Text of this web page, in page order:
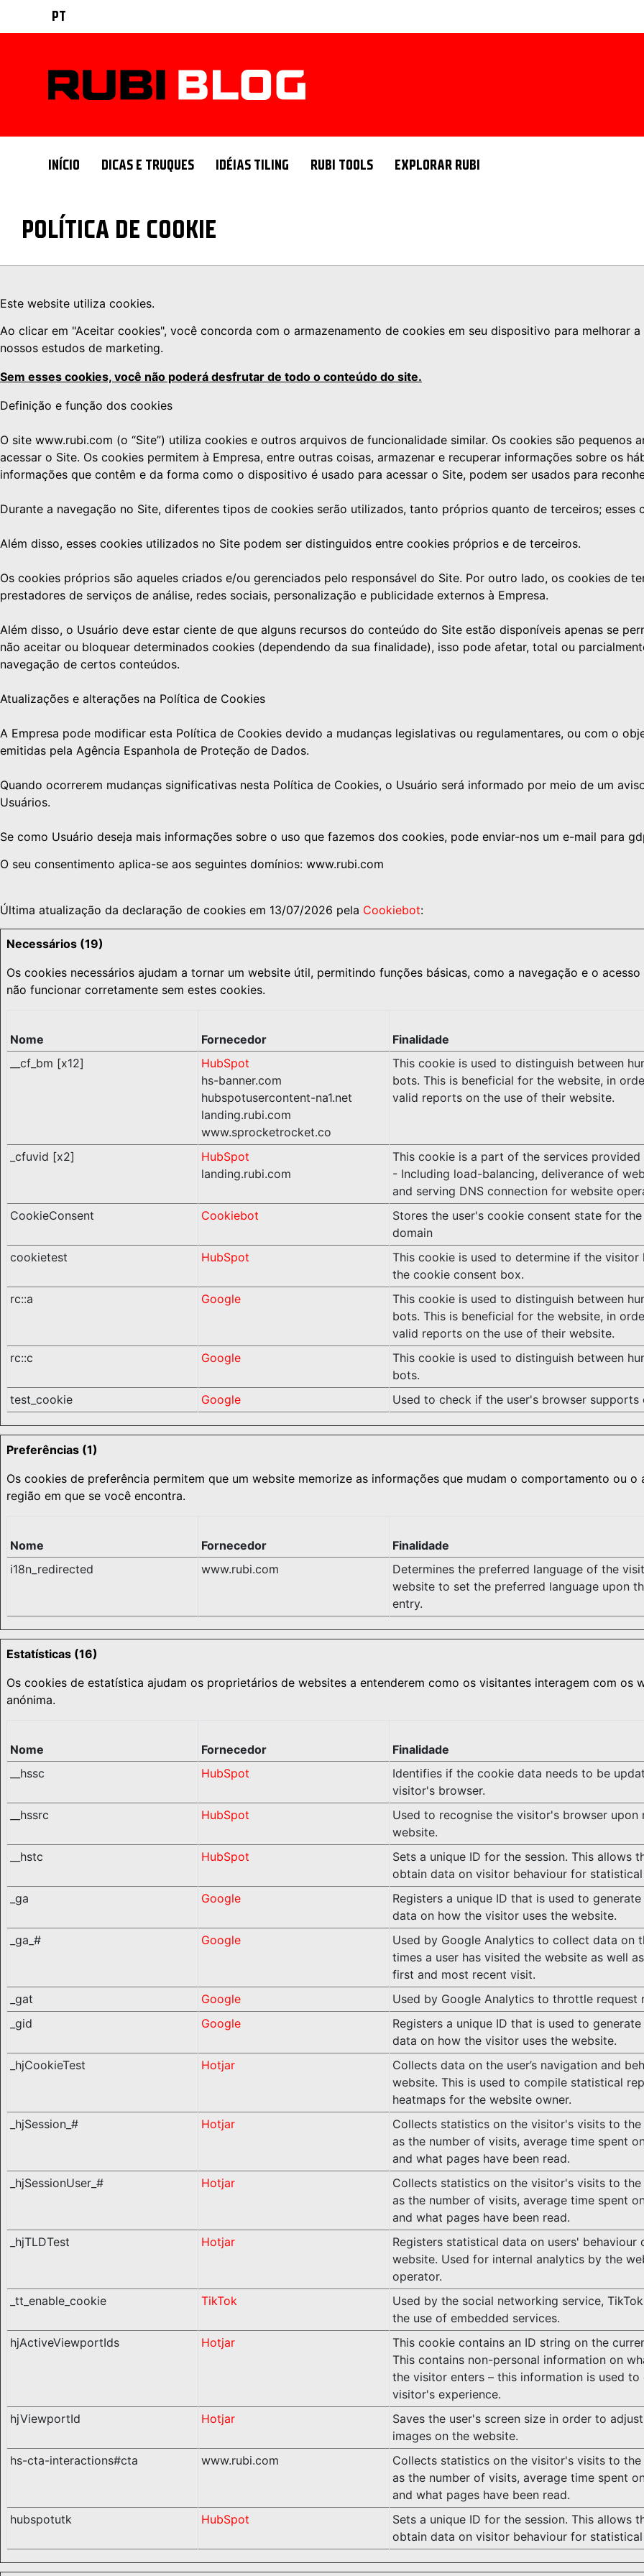
PT
INÍCIO DICAS E TRUQUES IDÉIAS TILING RUBI TOOLS EXPLORAR RUBI
POLÍTICA DE COOKIE
Este website utiliza cookies.
Ao clicar em "Aceitar cookies", você concorda com o armazenamento de cookies em seu dispositivo para melhorar
nossos estudos de marketing.
Sem esses cookies, você não poderá desfrutar de todo o conteúdo do site.
Definição e função dos cookies
O site www.rubi.com (o “Site”) utiliza cookies e outros arquivos de funcionalidade similar. Os cookies são pequenos
acessar o Site. Os cookies permitem à Empresa, entre outras coisas, armazenar e recuperar informações sobre os
informações que contêm e da forma como o dispositivo é usado para acessar o Site, podem ser usados para
Durante a navegação no Site, diferentes tipos de cookies serão utilizados, tanto próprios quanto de terceiros; esses
Além disso, esses cookies utilizados no Site podem ser distinguidos entre cookies próprios e de terceiros.
Os cookies próprios são aqueles criados e/ou gerenciados pelo responsável do Site. Por outro lado, os cookies de
prestadores de serviços de análise, redes sociais, personalização e publicidade externos à Empresa.
Além disso, o Usuário deve estar ciente de que alguns recursos do conteúdo do Site estão disponíveis apenas se
não aceitar ou bloquear determinados cookies (dependendo da sua finalidade), isso pode afetar, total ou
navegação de certos conteúdos.
Atualizações e alterações na Política de Cookies
A Empresa pode modificar esta Política de Cookies devido a mudanças legislativas ou regulamentares, ou com o
emitidas pela Agência Espanhola de Proteção de Dados.
Quando ocorrerem mudanças significativas nesta Política de Cookies, o Usuário será informado por meio de um
Usuários.
Se como Usuário deseja mais informações sobre o uso que fazemos dos cookies, pode enviar-nos um e-mail para
O seu consentimento aplica-se aos seguintes domínios: www.rubi.com
Última atualização da declaração de cookies em 13/07/2026 pela Cookiebot:
Necessários (19)
Os cookies necessários ajudam a tornar um website útil, permitindo funções básicas, como a navegação e o
não funcionar corretamente sem estes cookies.
Nome Fornecedor
Finalidade
__cf_bm [x12]
HubSpot
hs-banner.com
hubspotusercontent-na1.net
landing.rubi.com
www.sprocketrocket.co
This cookie is used to distinguish between
bots. This is beneficial for the website, in
valid reports on the use of their website.
_cfuvid [x2]
HubSpot
landing.rubi.com
This cookie is a part of the services
- Including load-balancing, deliverance of
and serving DNS connection for website
CookieConsent
Cookiebot
Stores the user's cookie consent state for
domain
cookietest
HubSpot
This cookie is used to determine if the visitor
the cookie consent box.
rc::a
Google
This cookie is used to distinguish between
bots. This is beneficial for the website, in
valid reports on the use of their website.
rc::c
Google
This cookie is used to distinguish between
bots.
test_cookie
Google Used to check if the user's browser supports
Preferências (1)
Os cookies de preferência permitem que um website memorize as informações que mudam o comportamento ou
região em que se você encontra.
Nome Fornecedor
Finalidade
i18n_redirected
www.rubi.com
Determines the preferred language of the
website to set the preferred language upon
entry.
Estatísticas (16)
Os cookies de estatística ajudam os proprietários de websites a entenderem como os visitantes interagem com os
anónima.
Nome Fornecedor
Finalidade
__hssc
HubSpot
Identifies if the cookie data needs to be
visitor's browser.
__hssrc
HubSpot
Used to recognise the visitor's browser upon
website.
__hstc
HubSpot
Sets a unique ID for the session. This allows
obtain data on visitor behaviour for
_ga
Google
Registers a unique ID that is used to
data on how the visitor uses the website.
_ga_#
Google
Used by Google Analytics to collect data on
times a user has visited the website as well
first and most recent visit.
_gat
Google
Used by Google Analytics to throttle request
_gid
Google
Registers a unique ID that is used to
data on how the visitor uses the website.
_hjCookieTest
Hotjar
Collects data on the user’s navigation and
website. This is used to compile statistical
heatmaps for the website owner.
_hjSession_#
Hotjar
Collects statistics on the visitor's visits to the
as the number of visits, average time spent
and what pages have been read.
_hjSessionUser_#
Hotjar
Collects statistics on the visitor's visits to the
as the number of visits, average time spent
and what pages have been read.
_hjTLDTest
Hotjar
Registers statistical data on users' behaviour
website. Used for internal analytics by the
operator.
_tt_enable_cookie
TikTok
Used by the social networking service,
the use of embedded services.
hjActiveViewportIds
Hotjar
This cookie contains an ID string on the
This contains non-personal information on
the visitor enters – this information is used
visitor's experience.
hjViewportId
Hotjar
Saves the user's screen size in order to
images on the website.
hs-cta-interactions#cta
www.rubi.com
Collects statistics on the visitor's visits to the
as the number of visits, average time spent
and what pages have been read.
hubspotutk
HubSpot
Sets a unique ID for the session. This allows
obtain data on visitor behaviour for